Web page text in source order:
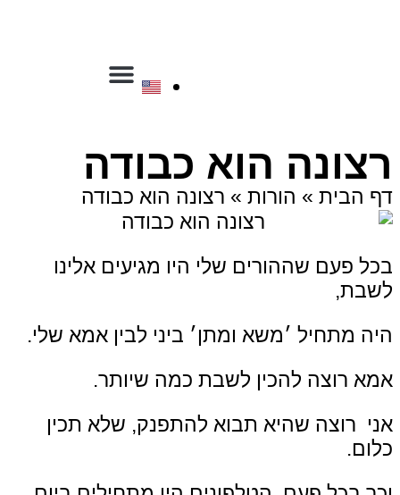
רצונה הוא כבודה
דף הבית» הורות» רצונה הוא כבודה
בכל פעם שההורים שלי היו מגיעים אלינו
לשבת,
היה מתחיל ׳משא ומתן׳ ביני לבין אמא שלי.
אמא רוצה להכין לשבת כמה שיותר.
אני רוצה שהיא תבוא להתפנק, שלא תכין
כלום.